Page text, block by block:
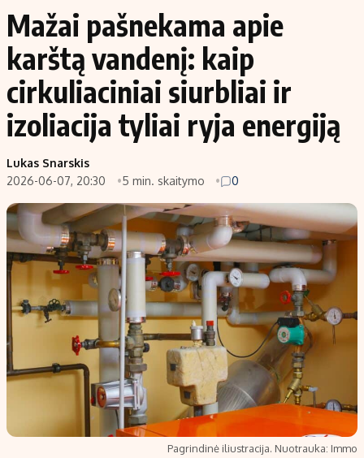
Mažai pašnekama apie
karštą vandenį: kaip
cirkuliaciniai siurbliai ir
izoliacija tyliai ryja energiją
Lukas Snarskis
2026-06-07, 20:30
5 min. skaitymo 0
Pagrindinė iliustracija. Nuotrauka: Immo